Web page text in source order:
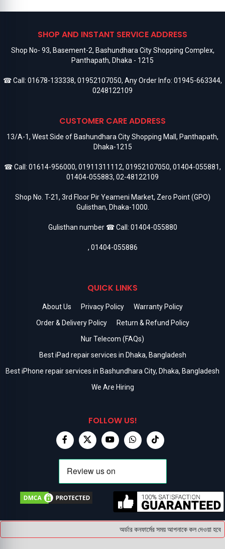
SHOP AND INSTANT SERVICE ADDRESS
Shop No- 93, Basement-2, Bashundhara City Shopping Complex,
Panthapath, Dhaka - 1215
☎ Call: 01678-133338, 01952107050, Any Order Info: 01945-663344,
0248122109
CUSTOMER CARE ADDRESS
13/A-1, West Side of Bashundhara City Shopping Mall, Panthapath,
Dhaka-1215
☎ Call: 01614-956000, 01911311112, 01952107050, 01404-055881,
01404-055883, 02-48122109
Shop No. T-21, 3rd Floor Pir Yeameni Market, Zero Point (GPO)
Gulisthan, Dhaka-1000.
Gulisthan number ☎ Call: 01404-055880
, 01404-055886
QUICK LINKS
About Us Privacy Policy
Warranty Policy
Order & Delivery Policy
Return & Refund Policy
Nur Telecom (FAQs)
Best iPad repair services in Dhaka, Bangladesh
Best iPhone repair services in Bashundhara City, Dhaka, Bangladesh
We Are Hiring
FOLLOW US!
অর্ডার কনফার্মের সময় আপনাকে কল দেওয়া